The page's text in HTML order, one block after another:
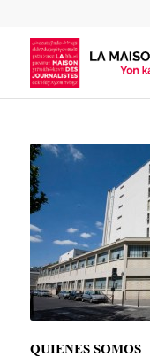
QUIENES SOMOS